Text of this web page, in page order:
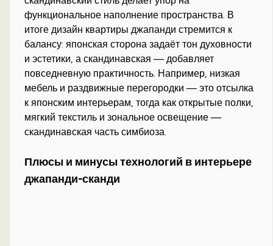
функциональное наполнение пространства. В
итоге дизайн квартиры джапанди стремится к
балансу: японская сторона задаёт тон духовности
и эстетики, а скандинавская — добавляет
повседневную практичность. Например, низкая
мебель и раздвижные перегородки — это отсылка
к японским интерьерам, тогда как открытые полки,
мягкий текстиль и зональное освещение —
скандинавская часть симбиоза.
Плюсы и минусы технологий в интерьере
джапанди-сканди